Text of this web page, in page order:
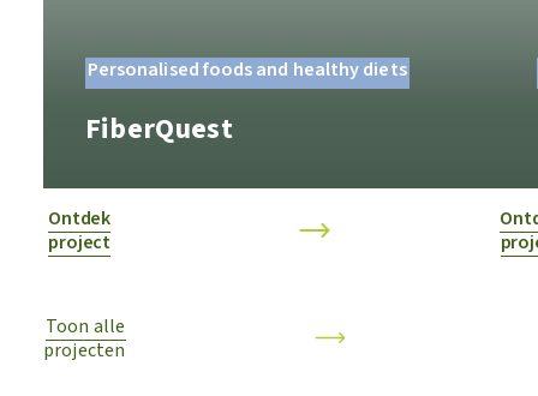
Personalised foods and healthy diets
FiberQuest
Ontdek
project
Toon alle
projecten